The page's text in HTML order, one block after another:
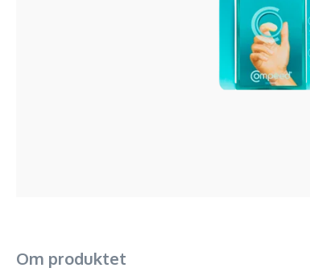
Om produktet